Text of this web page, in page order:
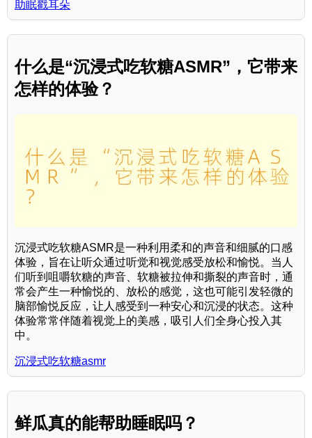
助眠戳耳朵
什么是“沉浸式吃软糖ASMR”，它带来
怎样的体验？
沉浸式吃软糖ASMR是一种利用柔和的声音和细腻的口感
体验，旨在让听众通过听觉和视觉感受放松和愉悦。当人
们听到咀嚼软糖的声音、软糖被拉伸和撕裂的声音时，通
常会产生一种愉悦的、放松的感觉，这也可能引发轻微的
脑部愉悦反应，让人感受到一种安心和沉浸的状态。这种
体验常常伴随着视觉上的美感，吸引人们全身心投入其
中。
沉浸式吃软糖asmr
鲜瓜真的能帮助睡眠吗？